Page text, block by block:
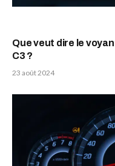
Que veut dire le
C3 ?
23 août 2024